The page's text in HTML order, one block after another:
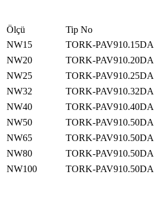
Ölçü Tip No
NW15
TORK-PAV910.15DA
NW20
TORK-PAV910.20DA
NW25
TORK-PAV910.25DA
NW32
TORK-PAV910.32DA
NW40
TORK-PAV910.40DA
NW50
TORK-PAV910.50DA
NW65
TORK-PAV910.50DA
NW80
TORK-PAV910.50DA
NW100
TORK-PAV910.50DA